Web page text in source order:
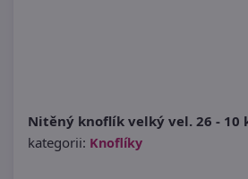
Nitěný knoflík velký vel. 26 - 10
kategorii: Knoflíky